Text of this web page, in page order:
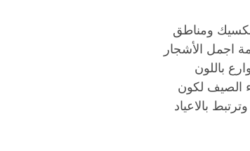
ومناطق
اجمل الأشجار
باللون
الصيف لكون
بالاعياد